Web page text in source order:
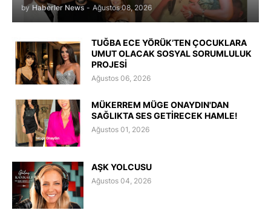
by Haberler News - Ağustos 08, 2026
TUĞBA ECE YÖRÜK’TEN ÇOCUKLARA
UMUT OLACAK SOSYAL SORUMLULUK
PROJESİ
Ağustos 06, 2026
MÜKERREM MÜGE ONAYDIN'DAN
SAĞLIKTA SES GETİRECEK HAMLE!
Ağustos 01, 2026
AŞK YOLCUSU
Ağustos 04, 2026